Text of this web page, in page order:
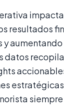
impacta
resultados
y aumentando
datos